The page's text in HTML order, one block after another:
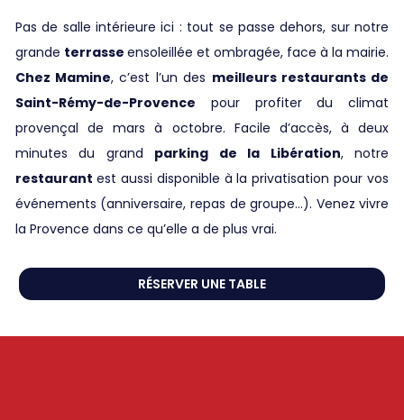
Pas de salle intérieure ici : tout se passe dehors, sur notre
grande terrasse ensoleillée et ombragée, face à la mairie.
Chez Mamine, c’est l’un des meilleurs restaurants de
Saint-Rémy-de-Provence pour profiter du climat
provençal de mars à octobre. Facile d’accès, à deux
minutes du grand parking de la Libération, notre
restaurant est aussi disponible à la privatisation pour vos
événements (anniversaire, repas de groupe...). Venez vivre
la Provence dans ce qu’elle a de plus vrai.
RÉSERVER UNE TABLE